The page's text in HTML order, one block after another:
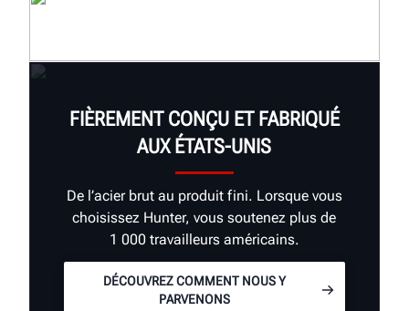
FIÈREMENT CONÇU ET FABRIQUÉ
AUX ÉTATS-UNIS
De l’acier brut au produit fini. Lorsque vous
choisissez Hunter, vous soutenez plus de
1 000 travailleurs américains.
DÉCOUVREZ COMMENT NOUS Y
PARVENONS